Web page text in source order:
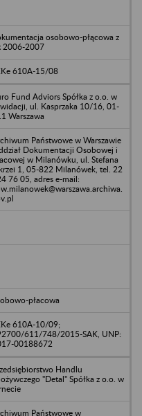
osobowo-płącowa z
2006-2007
610A-15/08
Fund Adviors Spółka z o.o. w
ul. Kasprzaka 10/16, 01-
Warszawa
Państwowe w Warszawie
Dokumentacji Osobowej i
w Milanówku, ul. Stefana
1, 05-822 Milanówek, tel. 22
76 05, adres e-mail:
płacowa
610A-10/09;
611/748/2015-SAK, UNP:
00188672
Handlu
"Detal" Spółka z o.o. w
Państwowe w